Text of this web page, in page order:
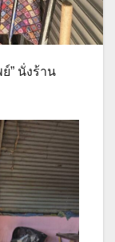
” นั่งร้าน